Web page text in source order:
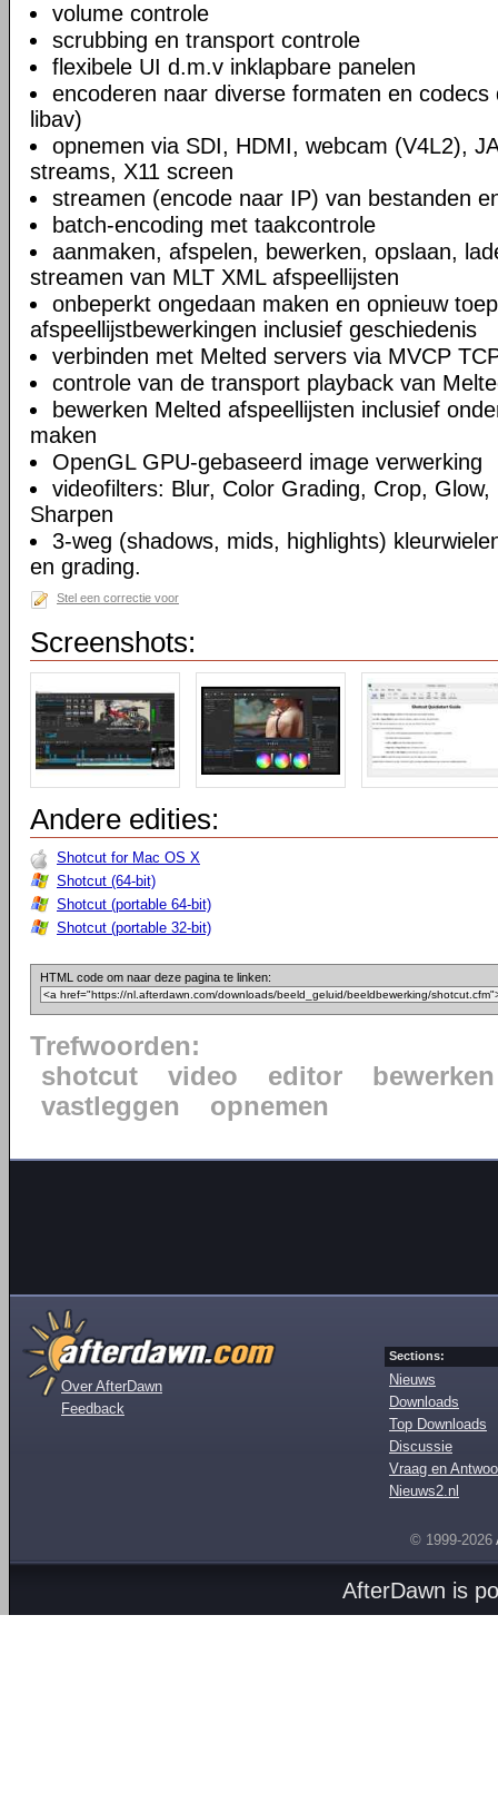
volume controle
scrubbing en transport controle
flexibele UI d.m.v inklapbare panelen
encoderen naar diverse formaten en codecs
libav)
opnemen via SDI, HDMI, webcam (V4L2),
streams, X11 screen
streamen (encode naar IP) van bestanden
batch-encoding met taakcontrole
aanmaken, afspelen, bewerken, opslaan,
streamen van MLT XML afspeellijsten
onbeperkt ongedaan maken en opnieuw
afspeellijstbewerkingen inclusief geschiedenis
verbinden met Melted servers via MVCP
controle van de transport playback van
bewerken Melted afspeellijsten inclusief
maken
OpenGL GPU-gebaseerd image verwerking
videofilters: Blur, Color Grading, Crop,
Sharpen
3-weg (shadows, mids, highlights)
en grading.
Stel een correctie voor
Screenshots:
Andere edities:
Shotcut for Mac OS X
Shotcut (64-bit)
Shotcut (portable 64-bit)
Shotcut (portable 32-bit)
HTML code om naar deze pagina te linken:
Trefwoorden:
shotcut
video editor
bewerken
vastleggen
opnemen
Over AfterDawn
Feedback
Sections:
Nieuws
Downloads
Top Downloads
Discussie
Vraag en
Nieuws2.nl
© 1999-2026
AfterDawn is